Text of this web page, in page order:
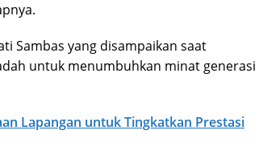
Sambas yang disampaikan saat
untuk menumbuhkan minat generasi
Lapangan untuk Tingkatkan Prestasi